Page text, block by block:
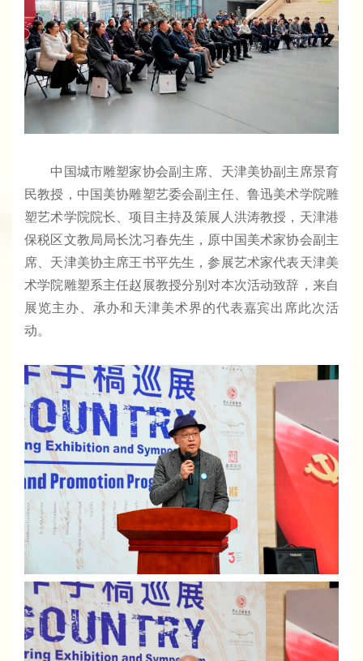
中国城市雕塑家协会副主席、天津美协副主席景育
民教授，中国美协雕塑艺委会副主任、鲁迅美术学院雕
塑艺术学院院长、项目主持及策展人洪涛教授，天津港
保税区文教局局长沈习春先生，原中国美术家协会副主
席、天津美协主席王书平先生，参展艺术家代表天津美
术学院雕塑系主任赵展教授分别对本次活动致辞，来自
展览主办、承办和天津美术界的代表嘉宾出席此次活
动。